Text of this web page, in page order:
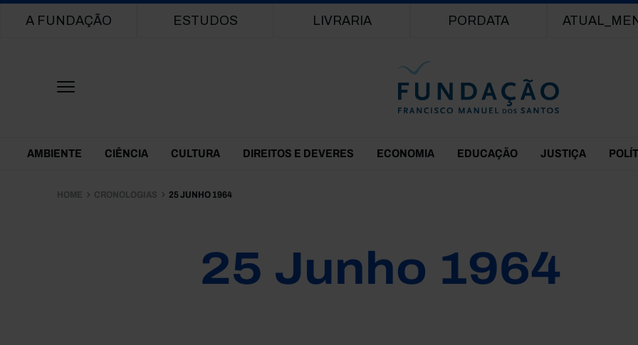
Main navigation
A FUNDAÇÃO ESTUDOS LIVRARIA PORDATA
Themes Menu
AMBIENTE CIÊNCIA CULTURA DIREITOS E DEVERES ECONOMIA EDUCAÇÃO JUSTIÇA
HOME CRONOLOGIAS 25 JUNHO 1964
25 Junho 1964